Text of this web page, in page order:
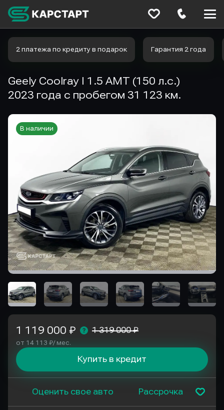
2 платежа по кредиту в подарок Гарантия 2 года
Geely Coolray I 1.5 AMT (150 л.с.)
2023 года с пробегом 31 123 км.
В наличии
1 119 000 ₽ 1 319 000 ₽
от 14 113 ₽/ мес.
Купить в кредит
Оценить свое авто Рассрочка